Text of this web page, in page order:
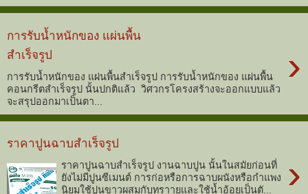
การรับน้ำหนักของ แผ่นพื้น
สำเร็จรูป
›
การรับน้ำหนักของ แผ่นพื้นสำเร็จรูป การรับน้ำหนักของ แผ่นพื้น
คอนกรีตสำเร็จรูป นั้นปกติแล้ว วิศวกรโครงสร้างจะออกแบบแล้ว
จะสรุปออกมาเป็นตา...
ราคาปูนฉาบสำเร็จรูป
›
ราคาปูนฉาบสำเร็จรูป งานฉาบปูน นั้นในสมัยก่อนที่
ยังไม่มีปูนซีเมนต์ การก่อหรือการฉาบผนังหรือกำแพง
นิยมใช้ปูนขาวผสมกับทราายและใช้น้ำอ้อยเป็นตั...